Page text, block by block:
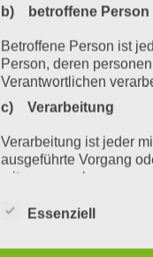
b) betroffene Person
Betroffene Person ist
Person, deren
Verantwortlichen
c) Verarbeitung
Verarbeitung ist jeder
ausgeführte Vorgang
mit
Veränderung, das
Bereitstellung, den
Essenziell